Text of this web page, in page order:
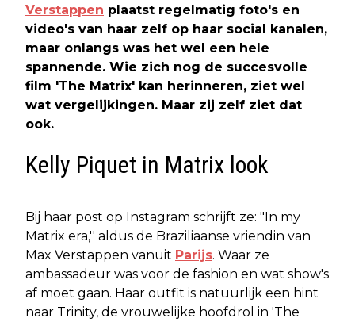
Verstappen plaatst regelmatig foto's en
video's van haar zelf op haar social kanalen,
maar onlangs was het wel een hele
spannende. Wie zich nog de succesvolle
film 'The Matrix' kan herinneren, ziet wel
wat vergelijkingen. Maar zij zelf ziet dat
ook.
Kelly Piquet in Matrix look
Bij haar post op Instagram schrijft ze: "In my
Matrix era,'' aldus de Braziliaanse vriendin van
Max Verstappen vanuit Parijs. Waar ze
ambassadeur was voor de fashion en wat show's
af moet gaan. Haar outfit is natuurlijk een hint
naar Trinity, de vrouwelijke hoofdrol in 'The